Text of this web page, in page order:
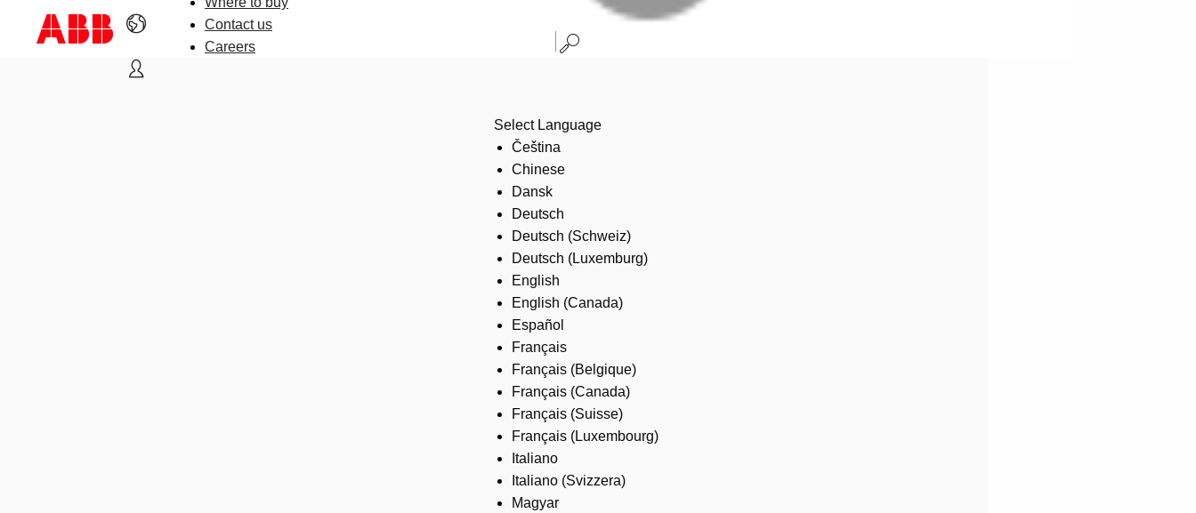
Contact us
Careers
Select Language
Čeština
Chinese
Dansk
Deutsch
Deutsch (Schweiz)
Deutsch (Luxemburg)
English
English (Canada)
Español
Français
Français (Belgique)
Français (Canada)
Français (Suisse)
Français (Luxembourg)
Italiano
Italiano (Svizzera)
Magyar